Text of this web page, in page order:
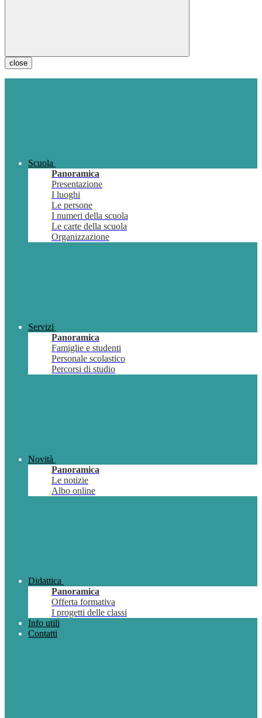
close
Scuola
Panoramica
Presentazione
I luoghi
Le persone
I numeri della scuola
Le carte della scuola
Organizzazione
Servizi
Panoramica
Famiglie e studenti
Personale scolastico
Percorsi di studio
Novità
Panoramica
Le notizie
Albo online
Didattica
Panoramica
Offerta formativa
I progetti delle classi
Info utili
Contatti